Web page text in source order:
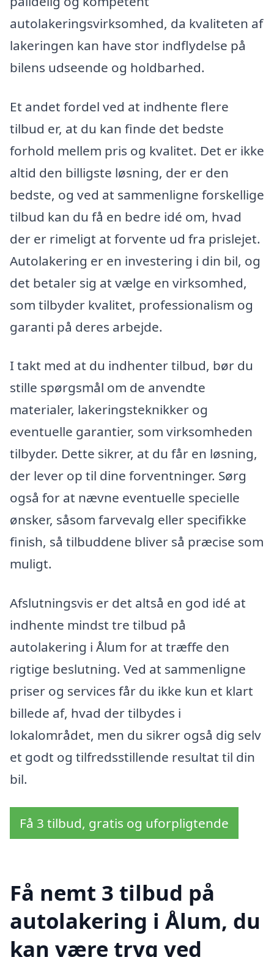
autolakeringsvirksomhed, da kvaliteten af
lakeringen kan have stor indflydelse på
bilens udseende og holdbarhed.
Et andet fordel ved at indhente flere
tilbud er, at du kan finde det bedste
forhold mellem pris og kvalitet. Det er ikke
altid den billigste løsning, der er den
bedste, og ved at sammenligne forskellige
tilbud kan du få en bedre idé om, hvad
der er rimeligt at forvente ud fra prislejet.
Autolakering er en investering i din bil, og
det betaler sig at vælge en virksomhed,
som tilbyder kvalitet, professionalism og
garanti på deres arbejde.
I takt med at du indhenter tilbud, bør du
stille spørgsmål om de anvendte
materialer, lakeringsteknikker og
eventuelle garantier, som virksomheden
tilbyder. Dette sikrer, at du får en løsning,
der lever op til dine forventninger. Sørg
også for at nævne eventuelle specielle
ønsker, såsom farvevalg eller specifikke
finish, så tilbuddene bliver så præcise som
muligt.
Afslutningsvis er det altså en god idé at
indhente mindst tre tilbud på
autolakering i Ålum for at træffe den
rigtige beslutning. Ved at sammenligne
priser og services får du ikke kun et klart
billede af, hvad der tilbydes i
lokalområdet, men du sikrer også dig selv
et godt og tilfredsstillende resultat til din
bil.
Få 3 tilbud, gratis og uforpligtende
Få nemt 3 tilbud på
autolakering i Ålum, du
kan være tryg ved